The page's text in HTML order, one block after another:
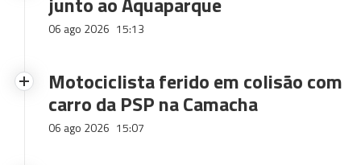
06 ago 2026 15:13
Motociclista ferido em colisão com
carro da PSP na Camacha
06 ago 2026 15:07